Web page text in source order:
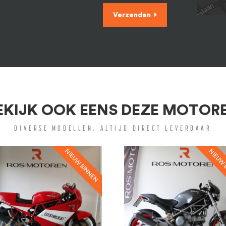
Verzenden
OOK EENS DEZE
DIVERSE MODELLEN, ALTIJD DIRECT LEVERBAAR